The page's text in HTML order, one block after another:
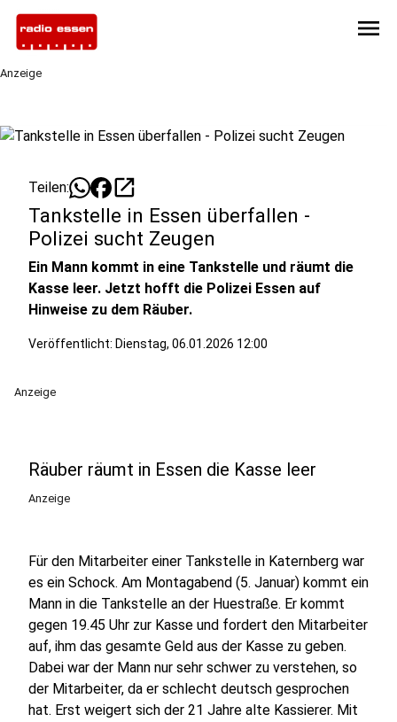
menu
Anzeige
Teilen: open_in_new
Tankstelle in Essen überfallen -
Polizei sucht Zeugen
Ein Mann kommt in eine Tankstelle und räumt die
Kasse leer. Jetzt hofft die Polizei Essen auf
Hinweise zu dem Räuber.
Veröffentlicht: Dienstag, 06.01.2026 12:00
Anzeige
Räuber räumt in Essen die Kasse leer
Anzeige
Für den Mitarbeiter einer Tankstelle in Katernberg war
es ein Schock. Am Montagabend (5. Januar) kommt ein
Mann in die Tankstelle an der Huestraße. Er kommt
gegen 19.45 Uhr zur Kasse und fordert den Mitarbeiter
auf, ihm das gesamte Geld aus der Kasse zu geben.
Dabei war der Mann nur sehr schwer zu verstehen, so
der Mitarbeiter, da er schlecht deutsch gesprochen
hat. Erst weigert sich der 21 Jahre alte Kassierer. Mit